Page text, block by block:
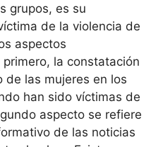
grupos, es su
de la violencia de
aspectos
la constatación
de las mujeres en los
han sido víctimas de
aspecto se refiere
de las noticias